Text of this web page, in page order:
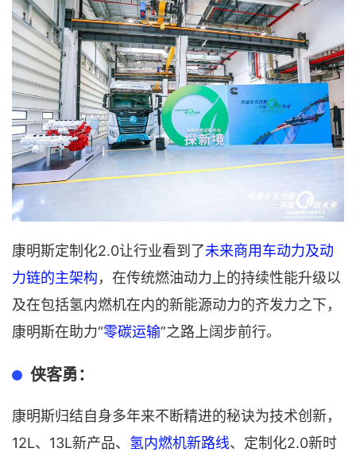
康明斯定制化2.0让行业看到了未来商用车动力及动
力链的主架构，在传统燃油动力上的持续性能升级以
及在包括氢内燃机在内的新能源动力的齐发力之下，
康明斯在助力“零碳运输”之路上阔步前行。
侠客勇：
康明斯归结自身多年来不断精进的秘诀为技术创新，
12L、13L新产品、 氢内燃机新路线、定制化2.0新时